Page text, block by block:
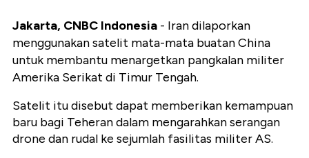
Jakarta, CNBC Indonesia - Iran dilaporkan
menggunakan satelit mata-mata buatan China
untuk membantu menargetkan pangkalan militer
Amerika Serikat di Timur Tengah.
Satelit itu disebut dapat memberikan kemampuan
baru bagi Teheran dalam mengarahkan serangan
drone dan rudal ke sejumlah fasilitas militer AS.